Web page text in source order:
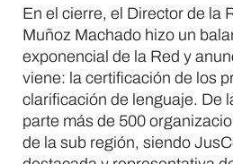
En el cierre, el Director de la
Muñoz Machado hizo un
exponencial de la Red y
viene: la certificación de los
clarificación de lenguaje. De
parte más de 500
de la sub región, siendo